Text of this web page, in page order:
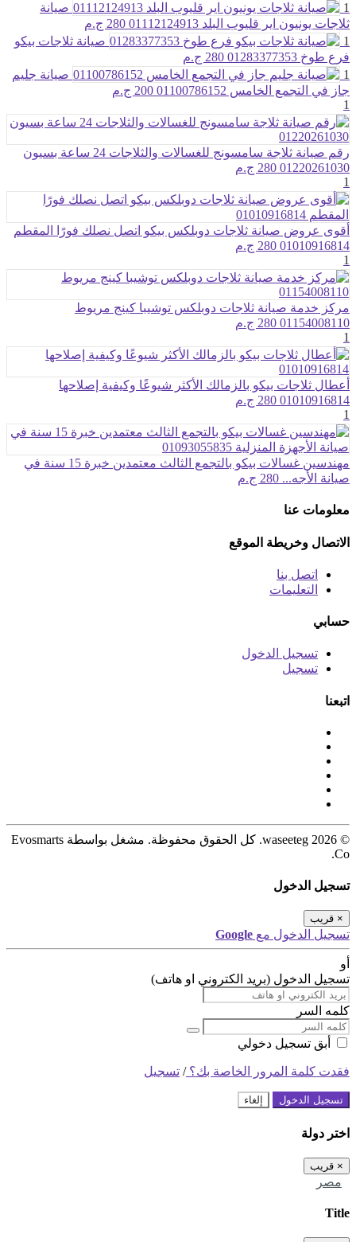
1
صيانة
ثلاجات يونيون اير قليوب البلد 01112124913
280 ج.م
1
صيانة ثلاجات بيكو
فرع طوخ 01283377353
280 ج.م
1
صيانة جليم
جاز في التجمع الخامس 01100786152
200 ج.م
1
رقم صيانة ثلاجة سامسونج للغسالات والثلاجات 24 ساعة بسيون
01220261030 280 ج.م
1
أقوى عروض صيانة ثلاجات دوبلكس بيكو اتصل نصلك فورًا المقطم
01010916814 280 ج.م
1
مركز خدمة صيانة ثلاجات دوبلكس توشيبا كينج مريوط
01154008110 280 ج.م
1
أعطال ثلاجات بيكو بالزمالك الأكثر شيوعًا وكيفية إصلاحها
01010916814 280 ج.م
1
مهندسين غسالات بيكو بالتجمع الثالث معتمدين خبرة 15 سنة في
صيانة الأجه... 280 ج.م
معلومات عنا
الاتصال وخريطة الموقع
اتصل بنا
التعليمات
حسابي
تسجيل الدخول
تسجيل
اتبعنا
© 2026 waseeteg. كل الحقوق محفوظة. مشغل بواسطة Evosmarts
Co.
تسجيل الدخول
× قريب
تسجيل الدخول مع Google
أو
تسجيل الدخول (بريد الكتروني او هاتف)
كلمه السر
أبق تسجيل دخولي
فقدت كلمة المرور الخاصة بك؟/ تسجيل
تسجيل الدخول إلغاء
اختر دولة
× قريب
مصر
Title